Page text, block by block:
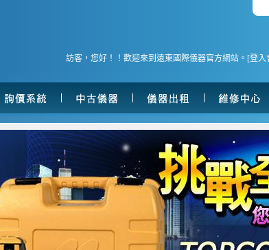
訪客，您好！！歡迎來到遠東國際儀器官方網站。[登入